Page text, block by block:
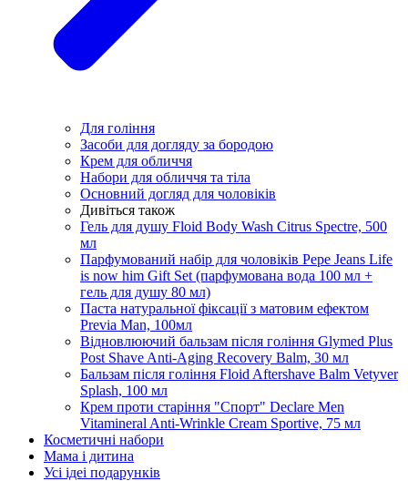
Для гоління
Засоби для догляду за бородою
Крем для обличчя
Набори для обличчя та тіла
Основний догляд для чоловіків
Дивіться також
Гель для душу Floid Body Wash Citrus Spectre, 500
мл
Парфумований набір для чоловіків Pepe Jeans Life
is now him Gift Set (парфумована вода 100 мл +
гель для душу 80 мл)
Паста натуральної фіксації з матовим ефектом
Previa Man, 100мл
Відновлюючий бальзам після гоління Glymed Plus
Post Shave Anti-Aging Recovery Balm, 30 мл
Бальзам після гоління Floid Aftershave Balm Vetyver
Splash, 100 мл
Крем проти старіння "Спорт" Declare Men
Vitamineral Anti-Wrinkle Cream Sportive, 75 мл
Косметичні набори
Мама і дитина
Усi iдеi подарункiв